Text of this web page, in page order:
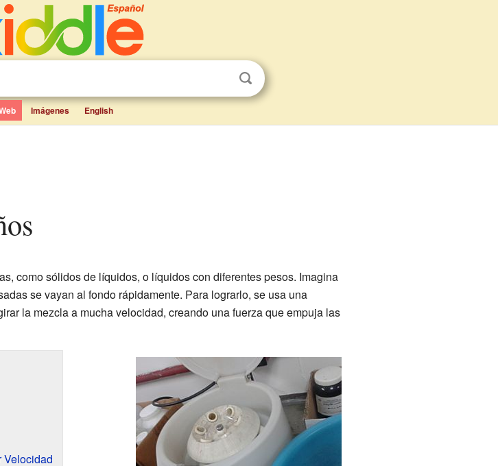
Imágenes English
como sólidos de líquidos, o líquidos con diferentes pesos. Imagina
se vayan al fondo rápidamente. Para lograrlo, se usa una
la mezcla a mucha velocidad, creando una fuerza que empuja las
Velocidad